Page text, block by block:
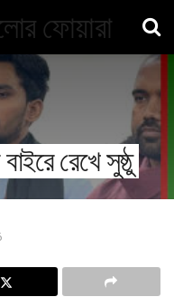
রেখে সুষ্ঠু